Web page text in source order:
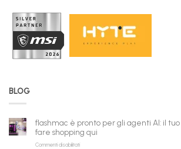
BLOG
flashmac è pronto per gli agenti AI: il
fare shopping qui
Commenti disabilitatisu